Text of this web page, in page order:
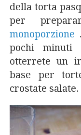
della torta
per
monoporzione
pochi minuti
otterrete un
base per
crostate salate.